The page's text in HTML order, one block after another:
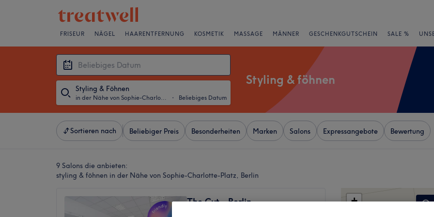
FRISEUR NÄGEL HAARENTFERNUNG KOSMETIK MASSAGE MÄNNER GESCHENKGUTSCHEIN SALE %
Styling & Föhnen
in der Nähe von Sophie-Charlotte-Platz, Berlin ・ Beliebiges Datum
Styling & föhnen
Sortieren nach Beliebiger Preis Besonderheiten Marken Salons Expressangebote Bewertung
9 Salons die anbieten:
styling & föhnen in der Nähe von Sophie-Charlotte-Platz, Berlin
The Cut - Berlin
+